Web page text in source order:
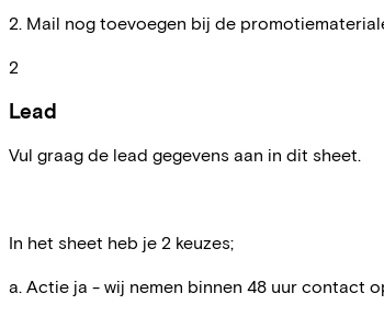
2. Mail nog toevoegen bij de
2
Lead
Vul graag de lead gegevens aan in dit sheet.
In het sheet heb je 2 keuzes;
a. Actie ja - wij nemen binnen 48 uur contact